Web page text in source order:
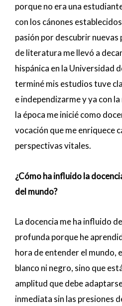
porque no era una
con los cánones
pasión por descubrir
de literatura me llevó a
hispánica en la Universidad
terminé mis estudios tuve
e independizarme y ya con
la época me inicié como
vocación que me enriquece
perspectivas vitales.
¿Cómo ha influido la
del mundo?
La docencia me ha influido
profunda porque he
hora de entender el mundo,
blanco ni negro, sino que
amplitud que debe
inmediata sin las presiones